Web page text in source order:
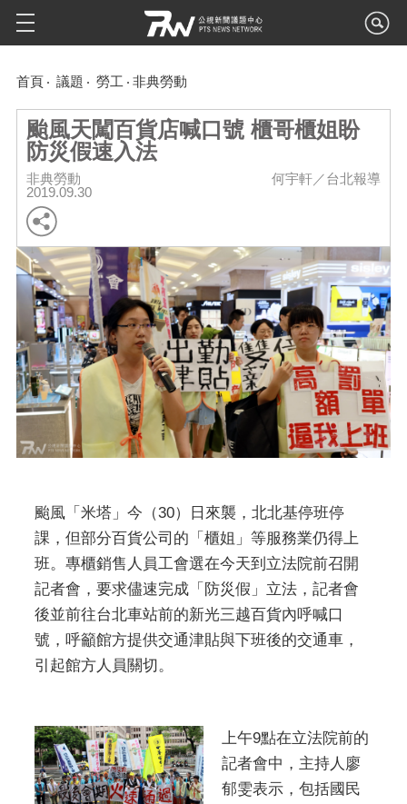
首頁 議題 勞工 非典勞動
颱風天闖百貨店喊口號 櫃哥櫃姐盼
防災假速入法
非典勞動
2019.09.30
何宇軒／台北報導
颱風「米塔」今（30）日來襲，北北基停班停
課，但部分百貨公司的「櫃姐」等服務業仍得上
班。專櫃銷售人員工會選在今天到立法院前召開
記者會，要求儘速完成「防災假」立法，記者會
後並前往台北車站前的新光三越百貨內呼喊口
號，呼籲館方提供交通津貼與下班後的交通車，
引起館方人員關切。
上午9點在立法院前的
記者會中，主持人廖
郁雯表示，包括國民